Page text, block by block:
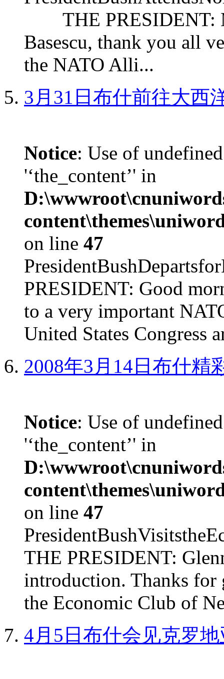
THE PRESIDENT:
Basescu, thank you all
the NATO Alli...
3月31日布什前往大西
Notice: Use of
'‘the_content’' in
on line 47
PRESIDENT: Good
to a very important
United States Congress
2008年3月14日布什精
Notice: Use of
'‘the_content’' in
on line 47
THE PRESIDENT:
introduction. Thanks for
the Economic Club of
4月5日布什会见克罗